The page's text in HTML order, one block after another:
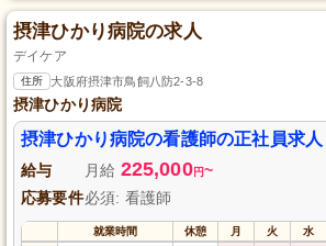
摂津ひかり病院の求人
デイケア
住所 大阪府摂津市鳥飼八防2-3-8
摂津ひかり病院
摂津ひかり病院の看護師の正社員求人
給与 月給 225,000円~
応募要件必須: 看護師
就業時間 休憩 月 火 水